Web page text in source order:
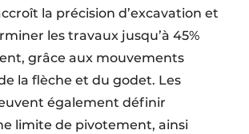
la précision d’excavation et
les travaux jusqu’à 45%
grâce aux mouvements
la flèche et du godet. Les
également définir
limite de pivotement, ainsi